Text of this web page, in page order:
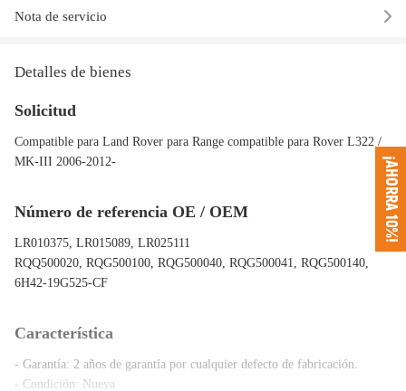
Nota de servicio
Detalles de bienes
Solicitud
Compatible para Land Rover para Range compatible para Rover L322 /
MK-III 2006-2012-
Número de referencia OE / OEM
LR010375, LR015089, LR025111
RQQ500020, RQG500100, RQG500040, RQG500041, RQG500140,
6H42-19G525-CF
Característica
- Garantía: 2 años de garantía por cualquier defecto de fabricación.
- Condición: Nueva
¡AHORRA 10%!